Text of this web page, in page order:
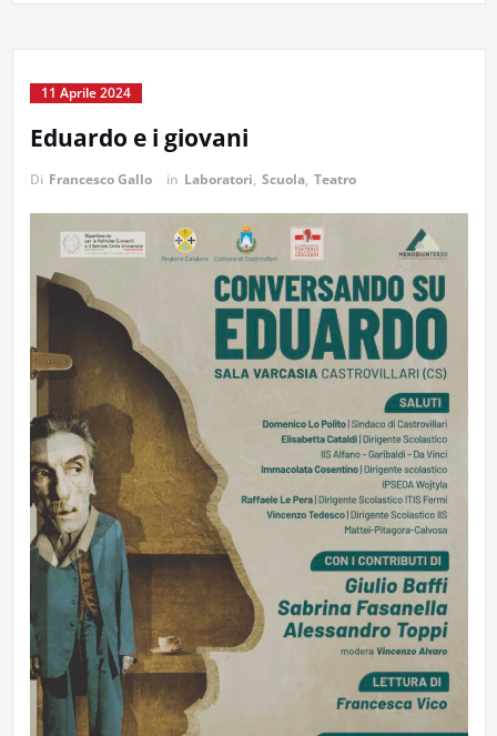
11 Aprile 2024
Eduardo e i giovani
Di Francesco Gallo in Laboratori, Scuola, Teatro